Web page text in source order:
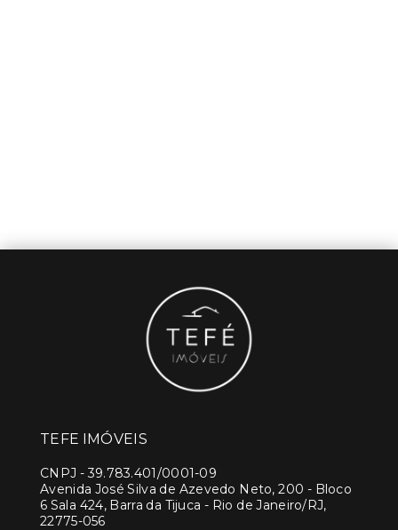
TEFE IMÓVEIS
CNPJ -39.783.401/0001-09
Avenida José Silva de Azevedo Neto, 200 - Bloco
6 Sala 424, Barra da Tijuca - Rio de Janeiro/RJ,
22775-056